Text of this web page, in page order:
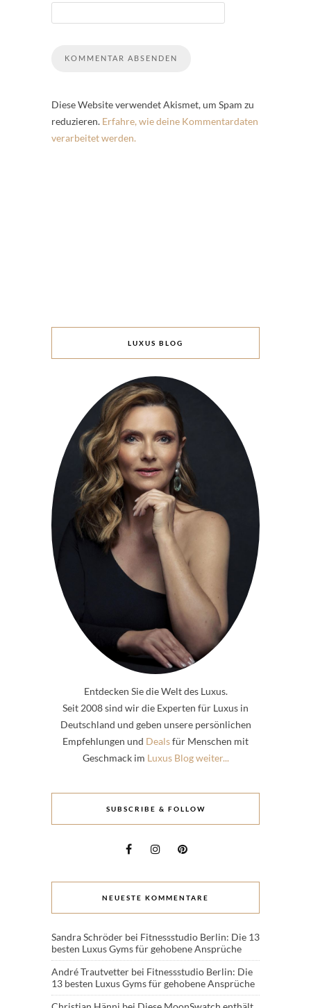
Diese Website verwendet Akismet, um Spam zu
reduzieren. Erfahre, wie deine Kommentardaten
verarbeitet werden.
LUXUS BLOG
Entdecken Sie die Welt des Luxus.
Seit 2008 sind wir die Experten für Luxus in
Deutschland und geben unsere persönlichen
Empfehlungen und Dealsfür Menschen mit
Geschmack im Luxus Blog weiter...
SUBSCRIBE & FOLLOW
NEUESTE KOMMENTARE
Sandra Schröder bei Fitnessstudio Berlin: Die 13
besten Luxus Gyms für gehobene Ansprüche
André Trautvetter bei Fitnessstudio Berlin: Die
13 besten Luxus Gyms für gehobene Ansprüche